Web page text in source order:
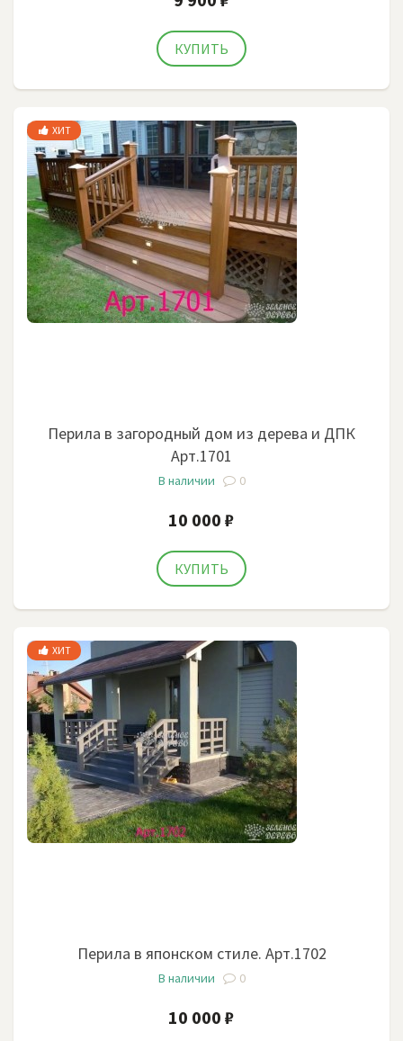
ХИТ
Перила в загородный дом из дерева и ДПК
Арт.1701
В наличии 0
10 000 ₽
ХИТ
Перила в японском стиле. Арт.1702
В наличии 0
10 000 ₽